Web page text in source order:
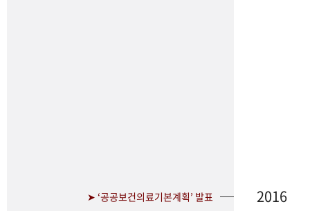
➤ ‘공공보건의료기본계획’ 발표 2016